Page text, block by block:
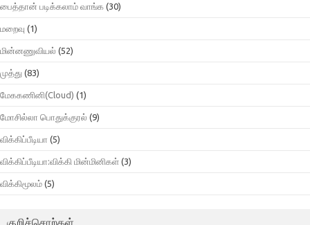
பைத்தான் படிக்கலாம் வாங்க (30)
மறைவு (1)
மின்னணுவியல் (52)
முத்து (83)
மேககணினி(Cloud) (1)
மோசில்லா பொதுக்குரல் (9)
விக்கிப்பீடியா (5)
விக்கிப்பீடியா:விக்கி மின்மினிகள் (3)
விக்கிமூலம் (5)
குறிச்சொற்கள்